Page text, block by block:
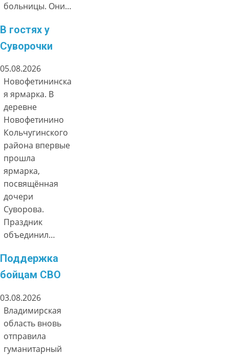
больницы. Они…
В гостях у
Суворочки
05.08.2026
Новофетининска
я ярмарка. В
деревне
Новофетинино
Кольчугинского
района впервые
прошла
ярмарка,
посвящённая
дочери
Суворова.
Праздник
объединил…
Поддержка
бойцам СВО
03.08.2026
Владимирская
область вновь
отправила
гуманитарный